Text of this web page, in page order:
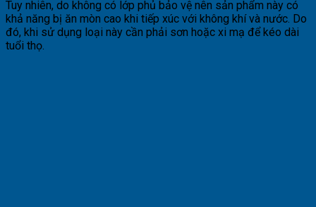
Tuy nhiên, do không có lớp phủ bảo vệ nên sản phẩm này có
khả năng bị ăn mòn cao khi tiếp xúc với không khí và nước. Do
đó, khi sử dụng loại này cần phải sơn hoặc xi mạ để kéo dài
tuổi thọ.